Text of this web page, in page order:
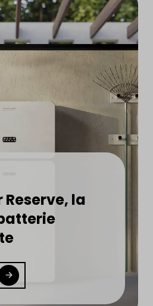
Reserve, la